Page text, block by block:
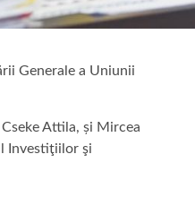
Generale a Uniunii
Attila, și Mircea
Investiţiilor şi